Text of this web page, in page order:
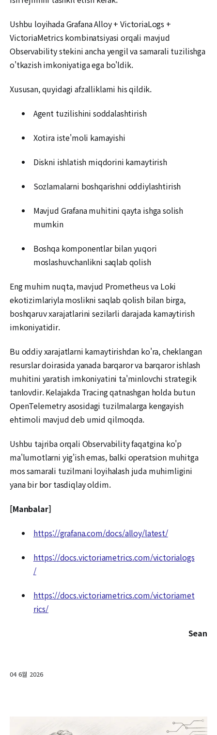
Ushbu loyihada Grafana Alloy + VictoriaLogs +
VictoriaMetrics kombinatsiyasi orqali mavjud
Observability stekini ancha yengil va samarali tuzilishga
o'tkazish imkoniyatiga ega bo'ldik.
Xususan, quyidagi afzalliklarni his qildik.
Agent tuzilishini soddalashtirish
Xotira iste'moli kamayishi
Diskni ishlatish miqdorini kamaytirish
Sozlamalarni boshqarishni oddiylashtirish
Mavjud Grafana muhitini qayta ishga solish
mumkin
Boshqa komponentlar bilan yuqori
moslashuvchanlikni saqlab qolish
Eng muhim nuqta, mavjud Prometheus va Loki
ekotizimlariyla moslikni saqlab qolish bilan birga,
boshqaruv xarajatlarini sezilarli darajada kamaytirish
imkoniyatidir.
Bu oddiy xarajatlarni kamaytirishdan ko'ra, cheklangan
resurslar doirasida yanada barqaror va barqaror ishlash
muhitini yaratish imkoniyatini ta'minlovchi strategik
tanlovdir. Kelajakda Tracing qatnashgan holda butun
OpenTelemetry asosidagi tuzilmalarga kengayish
ehtimoli mavjud deb umid qilmoqda.
Ushbu tajriba orqali Observability faqatgina ko'p
ma'lumotlarni yig'ish emas, balki operatsion muhitga
mos samarali tuzilmani loyihalash juda muhimligini
yana bir bor tasdiqlay oldim.
[Manbalar]
https://grafana.com/docs/alloy/latest/
https://docs.victoriametrics.com/victorialogs
/
https://docs.victoriametrics.com/victoriamet
rics/
Sean
04 6월 2026